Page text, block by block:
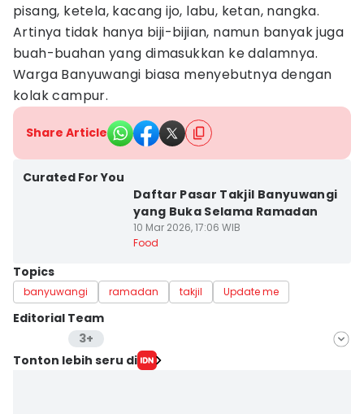
pisang, ketela, kacang ijo, labu, ketan, nangka.
Artinya tidak hanya biji-bijian, namun banyak juga
buah-buahan yang dimasukkan ke dalamnya.
Warga Banyuwangi biasa menyebutnya dengan
kolak campur.
Share Article
Curated For You
Daftar Pasar Takjil Banyuwangi
yang Buka Selama Ramadan
10 Mar 2026, 17:06 WIB
Food
Topics
banyuwangi ramadan takjil Update me
Editorial Team
3+
Editor
Tonton lebih seru di